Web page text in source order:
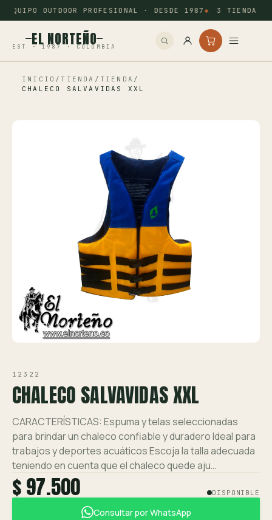
EQUIPO OUTDOOR PROFESIONAL · DESDE 1987 3 TIENDAS:
EL NORTEÑO
EST · 1987 · COLOMBIA
Inicio
Ver toda la tienda →
Contáctanos
INICIO / TIENDA / TIENDA /
CHALECO SALVAVIDAS XXL
VISTA 1/1
12322
CHALECO SALVAVIDAS XXL
CARACTERÍSTICAS: Espuma y telas seleccionadas
para brindar un chaleco confiable y duradero Ideal para
trabajos y deportes acuáticos Escoja la talla adecuada
teniendo en cuenta que el chaleco quede aju…
$ 97.500 DISPONIBLE
Consultar por WhatsApp